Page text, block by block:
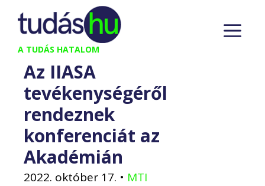
Kilépés
tartalomba
A TUDÁS HATALOM
Az IIASA
tevékenységéről
rendeznek
konferenciát az
Akadémián
2022. október 17. • MTI